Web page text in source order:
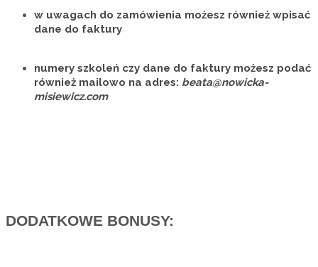
w uwagach do zamówienia możesz również wpisać
dane do faktury
numery szkoleń czy dane do faktury możesz podać
również mailowo na adres: beata@nowicka-
misiewicz.com
DODATKOWE BONUSY: